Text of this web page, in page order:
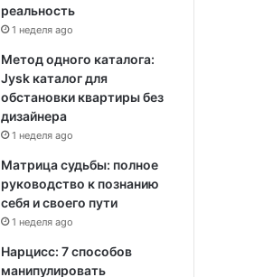
реальность
1 неделя ago
Метод одного каталога:
Jysk каталог для
обстановки квартиры без
дизайнера
1 неделя ago
Матрица судьбы: полное
руководство к познанию
себя и своего пути
1 неделя ago
Нарцисс: 7 способов
манипулировать